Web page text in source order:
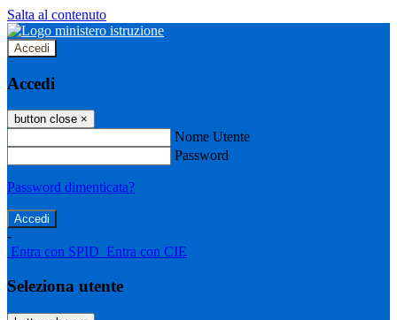
Salta al contenuto
Accedi
Accedi
button close ×
Nome Utente
Password
Password dimenticata?
-
Entra con SPID Entra con CIE
Seleziona utente